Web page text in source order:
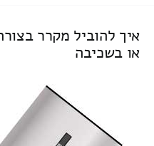
איך להוביל מקרר
או בשכיבה